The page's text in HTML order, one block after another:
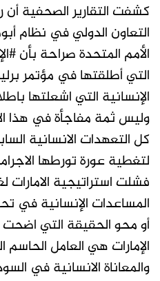
كشفت التقارير الصحفية أن
التعاون الدولي في نظام
الأمم المتحدة صراحة بأن
التي أطلقتها في مؤتمر
الإنسانية التي اشعلتها
وليس ثمة مفاجأة في هذا
كل التعهدات الانسانية
لتغطية عورة تورطها
فشلت استراتيجية الامارات
المساعدات الإنسانية في
أو محو الحقيقة التي اضحت
الإمارات هي العامل
والمعاناة الانسانية في